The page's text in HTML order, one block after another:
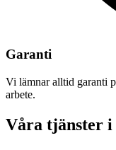
Garanti
Vi lämnar alltid garanti
arbete.
Våra tjänster